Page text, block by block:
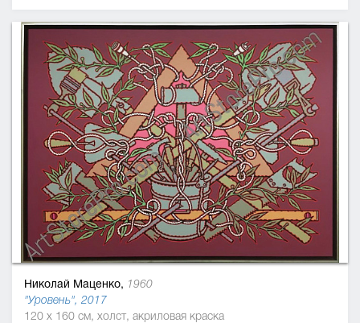
Николай Маценко, 1960
"Уровень", 2017
120 x 160 см, холст, акриловая краска